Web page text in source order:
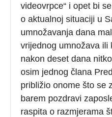
videovrpce“ i opet bi
o aktualnoj situaciji u
umnožavanja dana
vrijednog umnožava
nakon deset dana
osim jednog člana
približio onome što se
barem pozdravi
raspita o razmjerama